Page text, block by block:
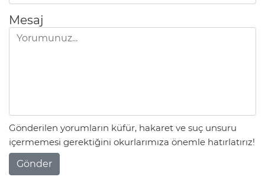
Mesaj
Gönderilen yorumların küfür, hakaret ve suç unsuru
içermemesi gerektiğini okurlarımıza önemle hatırlatırız!
Gönder